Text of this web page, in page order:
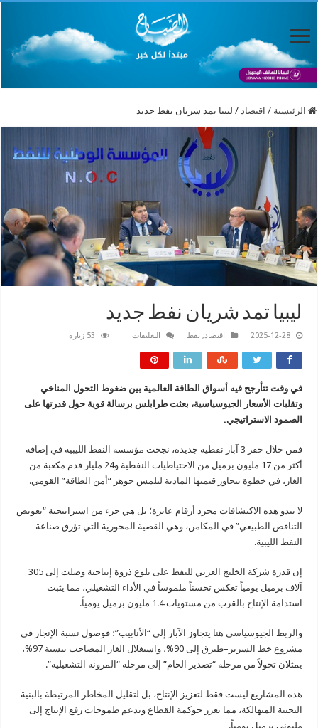
الرئيسية / اقتصاد / ليبيا تمد شريان نفط جديد
ليبيا تمد شريان نفط جديد
2025-12-28 اقتصاد, نفط التعليقات
مغلقة
53 زيارة
في وقت تتأرجح فيه أسواق الطاقة العالمية بين ضغوط التحول المناخي
وتقلبات الأسعار الجيوسياسية، بعثت طرابلس برسالة قوية حول قدرتها على
الصمود الاستراتيجي.
فمن خلال حفر 3 آبار نفطية جديدة، نجحت مؤسسة النفط الليبية في إضافة
أكثر من 17 مليون برميل من الاحتياطيات النفطية و24 مليار قدم مكعبة من
الغاز، في خطوة تتجاوز قيمتها المادية لتلمس جوهر “أمن الطاقة” القومي.
لا تبدو هذه الاكتشافات مجرد أرقام عابرة؛ بل هي جزء من استراتيجية “تعويض
التناقص الطبيعي” في المكامن، وهي القضية المحورية التي تؤرق صناعة
النفط الليبية.
إن قدرة شركة الخليج العربي للنفط على بلوغ ذروة إنتاجية وصلت إلى 305
آلاف برميل يومياً تعكس تحسناً ملموساً في الأداء التشغيلي، مما يثبت
استدامة الإنتاج بالقرب من مستويات 1.4 مليون برميل يومياً.
والربط الجيوسياسي هنا يتجاوز الآبار إلى “الأنابيب”؛ فوصول نسبة الإنجاز في
مشروع خط السرير–طبرق إلى 90%، واستغلال الغاز المصاحب بنسبة 97%،
يمثلان تحولاً من مرحلة “تصدير الخام” إلى مرحلة “المرونة التشغيلية”.
هذه المشاريع ليست فقط لتعزيز الإنتاج، بل لتقليل المخاطر المرتبطة بالبنية
التحتية المتهالكة، مما يعزز حوكمة القطاع ويدعم طموحات رفع الإنتاج إلى
مليوني برميل يومياً.